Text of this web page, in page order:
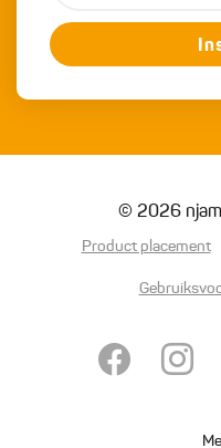
© 2026
Product placement